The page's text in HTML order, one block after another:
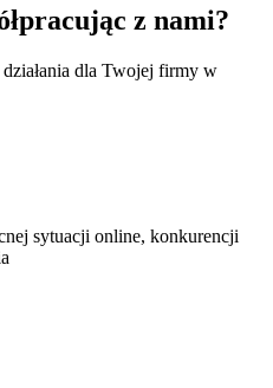
z nami?
dla Twojej firmy w
sytuacji online, konkurencji